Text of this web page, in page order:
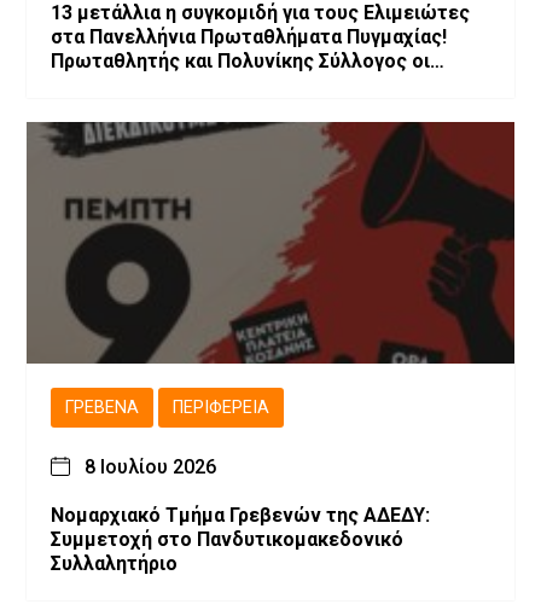
13 μετάλλια η συγκομιδή για τους Ελιμειώτες
στα Πανελλήνια Πρωταθλήματα Πυγμαχίας!
Πρωταθλητής και Πολυνίκης Σύλλογος οι
ΓΡΕΒΕΝΆ ΠΕΡΙΦΈΡΕΙΑ
8 Ιουλίου 2026
Νομαρχιακό Τμήμα Γρεβενών της ΑΔΕΔΥ:
Συμμετοχή στο Πανδυτικομακεδονικό
Συλλαλητήριο